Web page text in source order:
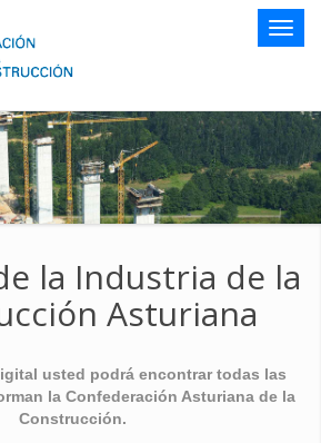
Botón
la Industria de la
Asturiana
usted podrá encontrar todas las
la Confederación Asturiana de la
Construcción.